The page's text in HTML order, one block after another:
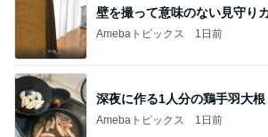
壁を撮って意味のない見守り
Amebaトピックス 1日前
深夜に作る1人分の鶏手羽大根
Amebaトピックス 1日前